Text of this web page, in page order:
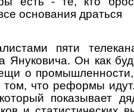
основания драться
пяти
Януковича. Он как
о
том, что реформы
показывает